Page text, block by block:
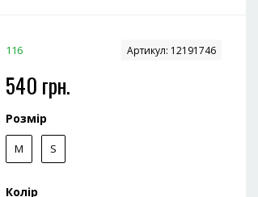
116 Артикул: 12191746
540 грн.
Розмір
M S
Колір